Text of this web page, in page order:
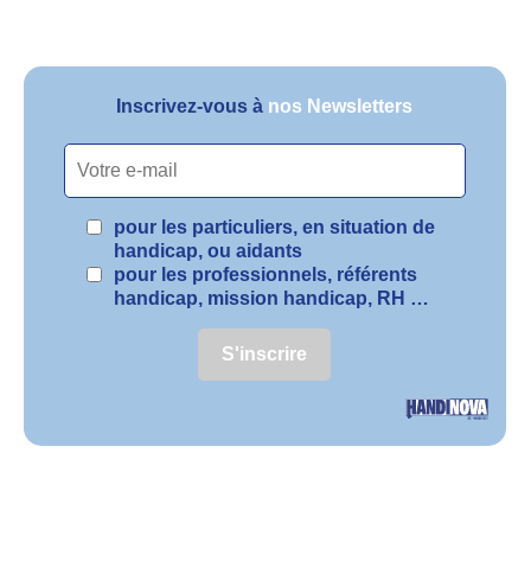
Inscrivez-vous à nos Newsletters
pour les particuliers, en situation de
handicap, ou aidants
pour les professionnels, référents
handicap, mission handicap, RH …
S'inscrire